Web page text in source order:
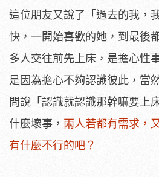
這位朋友又說了「過去的我，
快，一開始喜歡的她，到最後
多人交往前先上床，是擔心性
是因為擔心不夠認識彼此，當
問說「認識就認識那幹嘛要上
什麼壞事， 兩人若都有需求，
有什麼不行的吧？